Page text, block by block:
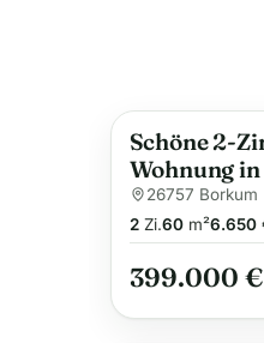
Schöne 2-
Wohnung
Zentralität
26757 Borkum
2Zi.60m²6.650
399.000 €